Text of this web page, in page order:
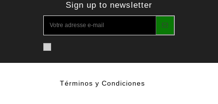
Sign up to newsletter
Términos y Condiciones